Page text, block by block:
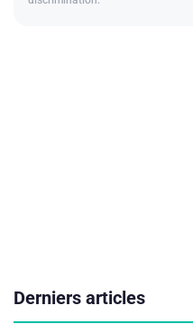
Derniers articles